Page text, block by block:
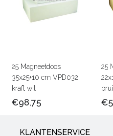
25 Magneetdoos
35x25+10 cm VPD032
kraft wit
€98,75
25
KLANTENSERVICE